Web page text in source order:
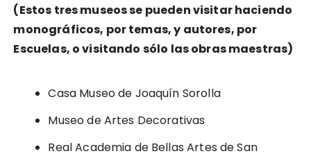
(Estos tres museos se pueden visitar haciendo
monográficos, por temas, y autores, por
Escuelas, o visitando sólo las obras maestras)
Casa Museo de Joaquín Sorolla
Museo de Artes Decorativas
Real Academia de Bellas Artes de San